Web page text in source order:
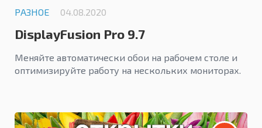
РАЗНОЕ 04.08.2020
DisplayFusion Pro 9.7
Меняйте автоматически обои на рабочем столе и
оптимизируйте работу на нескольких мониторах.